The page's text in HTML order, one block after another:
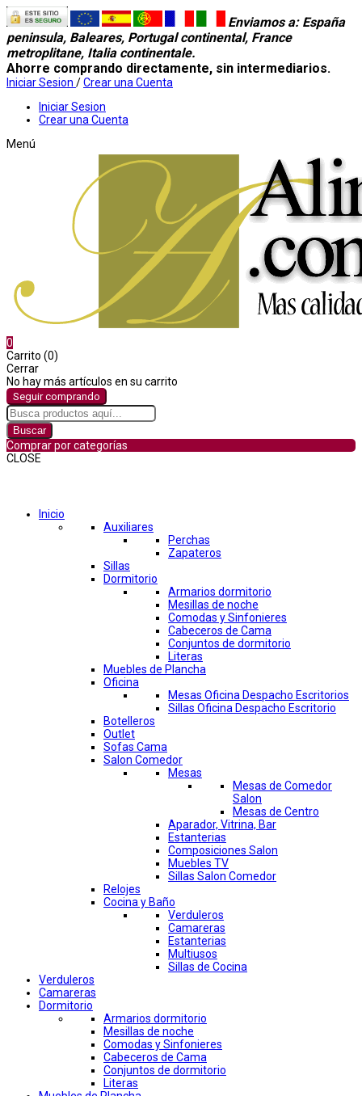
Enviamos a: España
peninsula, Baleares, Portugal continental, France
metroplitane, Italia continentale.
Ahorre comprando directamente, sin intermediarios.
Iniciar Sesion /Crear una Cuenta
Iniciar Sesion
Crear una Cuenta
Menú
0
Carrito (0)
Cerrar
No hay más artículos en su carrito
Seguir comprando
Buscar
Comprar por categorías
CLOSE
Inicio
Auxiliares
Perchas
Zapateros
Sillas
Dormitorio
Armarios dormitorio
Mesillas de noche
Comodas y Sinfonieres
Cabeceros de Cama
Conjuntos de dormitorio
Literas
Muebles de Plancha
Oficina
Mesas Oficina Despacho Escritorios
Sillas Oficina Despacho Escritorio
Botelleros
Outlet
Sofas Cama
Salon Comedor
Mesas
Mesas de Comedor
Salon
Mesas de Centro
Aparador, Vitrina, Bar
Estanterias
Composiciones Salon
Muebles TV
Sillas Salon Comedor
Relojes
Cocina y Baño
Verduleros
Camareras
Estanterias
Multiusos
Sillas de Cocina
Verduleros
Camareras
Dormitorio
Armarios dormitorio
Mesillas de noche
Comodas y Sinfonieres
Cabeceros de Cama
Conjuntos de dormitorio
Literas